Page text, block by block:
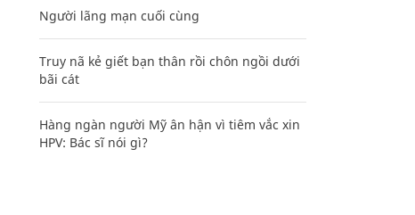
Người lãng mạn cuối cùng
Truy nã kẻ giết bạn thân rồi chôn ngồi dưới
bãi cát
Hàng ngàn người Mỹ ân hận vì tiêm vắc xin
HPV: Bác sĩ nói gì?